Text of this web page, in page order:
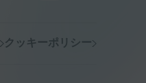
クッキーポリシー